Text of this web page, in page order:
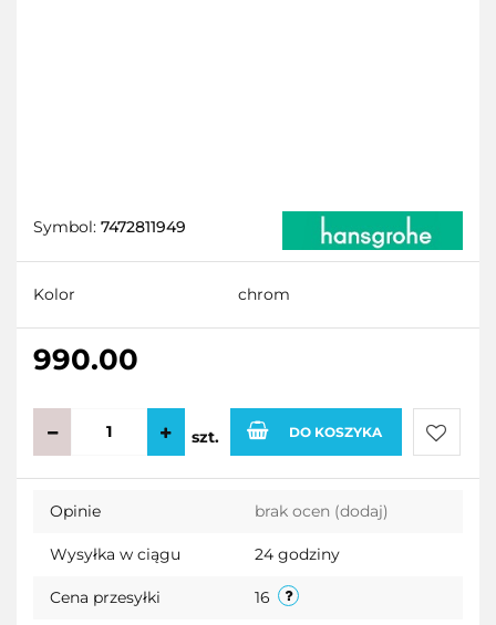
Symbol: 7472811949
Kolor chrom
990.00
szt. DO KOSZYKA
Do
Opinie brak ocen (dodaj)
Wysyłka w ciągu 24 godziny
Cena przesyłki 16